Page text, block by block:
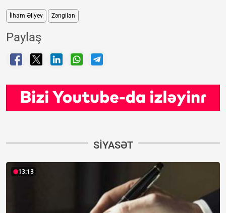
İlham Əliyev Zəngilan
Paylaş
SIYASƏT
13:13